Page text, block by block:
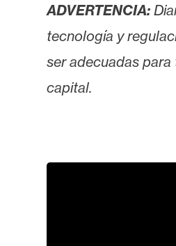
ADVERTENCIA:
tecnología y
ser adecuadas
capital.